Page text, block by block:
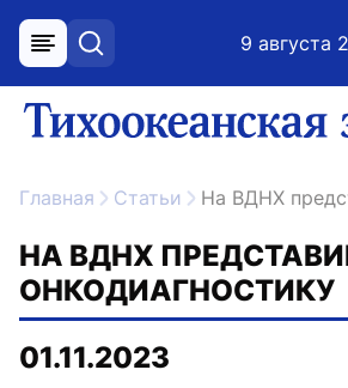
меню поиск 9 августа
ссылка на
Главная Статьи На ВДНХ
НА ВДНХ
ОНКОДИАГНОСТИКУ
01.11.2023